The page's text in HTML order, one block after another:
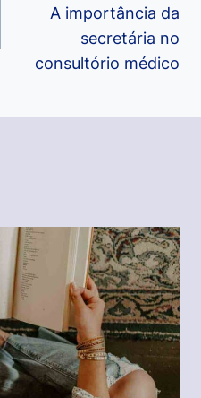
A importância da
secretária no
consultório médico